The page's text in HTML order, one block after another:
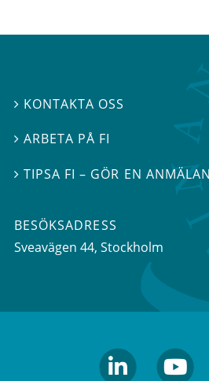
 KONTAKTA OSS
ARBETA PÅ FI
TIPSA FI – GÖR EN ANMÄLAN
BESÖKSADRESS
Sveavägen 44, Stockholm